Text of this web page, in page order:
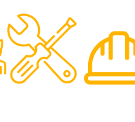
50
Experts